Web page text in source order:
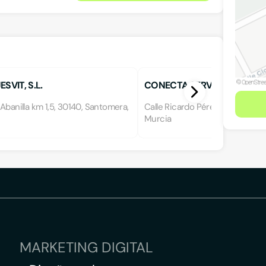
S.L.
km 1,5, 30140, Santomera,
CONECTA SERVICIOS
Calle Ricardo Pérez 10, Bajo,
Murcia
MARKETING DIGITAL